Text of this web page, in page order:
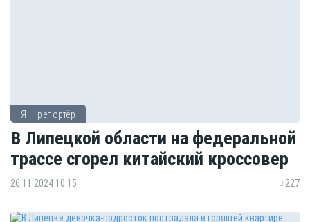
Я – репортёр
В Липецкой области на федеральной
трассе сгорел китайский кроссовер
26.11.2024 10:15 227